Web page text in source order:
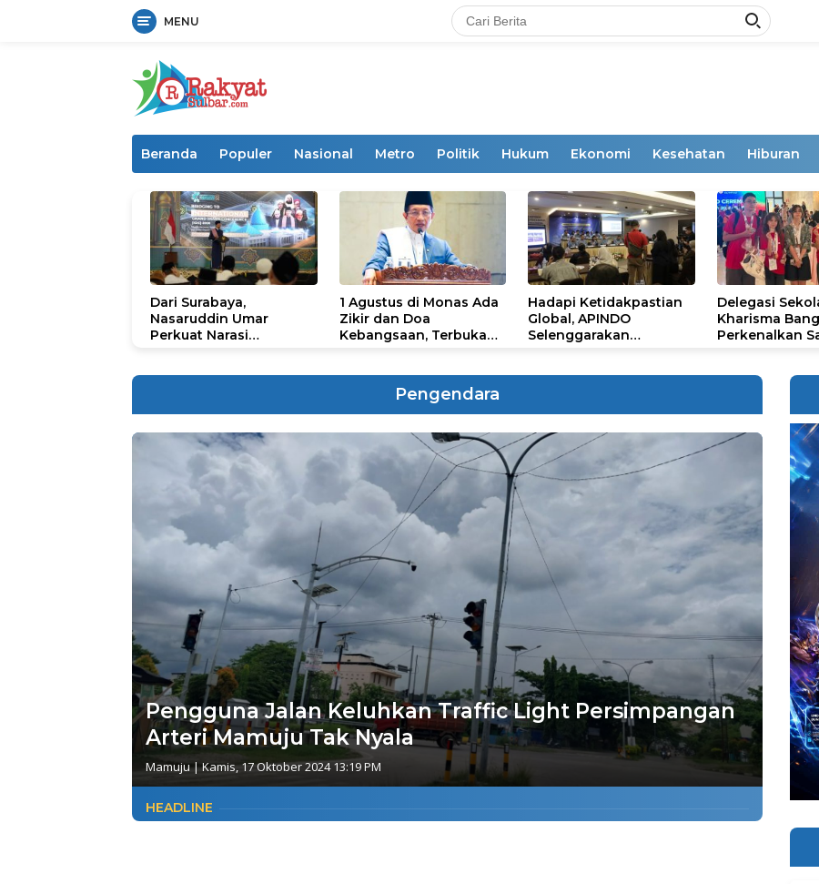
MENU
Beranda Populer Nasional Metro Politik Hukum Ekonomi Kesehatan Hiburan
Dari Surabaya,
Nasaruddin Umar
Perkuat Narasi
1 Agustus di Monas Ada
Zikir dan Doa
Kebangsaan, Terbuka
Hadapi Ketidakpastian
Global, APINDO
Selenggarakan
Delegasi
Kharisma
Perkenalkan
STEAM
Pengendara
Pengguna Jalan Keluhkan Traffic Light Persimpangan
Arteri Mamuju Tak Nyala
Mamuju|Kamis, 17 Oktober 2024 13:19 PM
HEADLINE